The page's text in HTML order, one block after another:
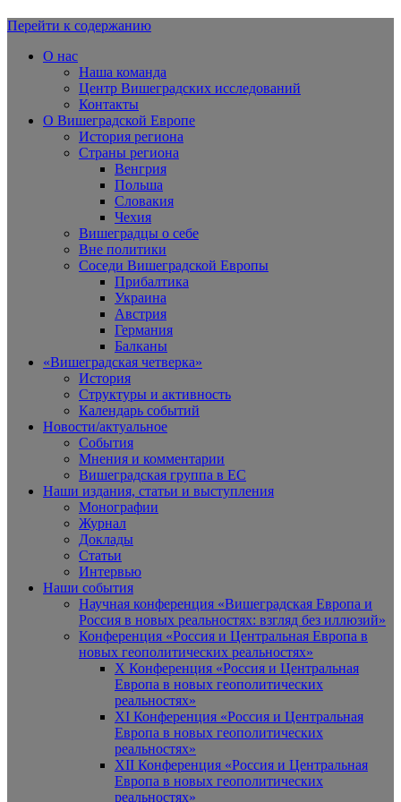
Вишеградская Европа
Перейти к содержанию
О нас
Наша команда
Центр Вишеградских исследований
Контакты
О Вишеградской Европе
История региона
Страны региона
Венгрия
Польша
Словакия
Чехия
Вишеградцы о себе
Вне политики
Соседи Вишеградской Европы
Прибалтика
Украина
Австрия
Германия
Балканы
«Вишеградская четверка»
История
Структуры и активность
Календарь событий
Новости/актуальное
События
Мнения и комментарии
Вишеградская группа в ЕС
Наши издания, статьи и выступления
Монографии
Журнал
Доклады
Статьи
Интервью
Наши события
Научная конференция «Вишеградская Европа и
Россия в новых реальностях: взгляд без иллюзий»
Конференция «Россия и Центральная Европа в
новых геополитических реальностях»
X Конференция «Россия и Центральная
Европа в новых геополитических
реальностях»
XI Конференция «Россия и Центральная
Европа в новых геополитических
реальностях»
XII Конференция «Россия и Центральная
Европа в новых геополитических
реальностях»